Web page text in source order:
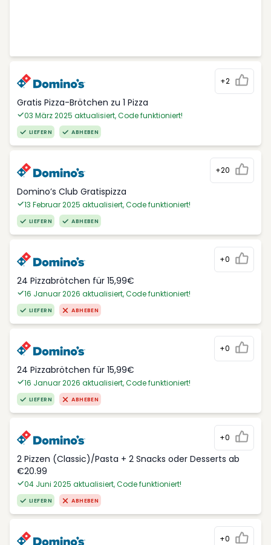
+2
Gratis Pizza-Brötchen zu 1 Pizza
03 März 2025 aktualisiert, Code funktioniert!
LIEFERN ABHEBEN
+20
Domino’s Club Gratispizza
13 Februar 2025 aktualisiert, Code funktioniert!
LIEFERN ABHEBEN
+0
24 Pizzabrötchen für 15,99€
16 Januar 2026 aktualisiert, Code funktioniert!
LIEFERN ABHEBEN
+0
24 Pizzabrötchen für 15,99€
16 Januar 2026 aktualisiert, Code funktioniert!
LIEFERN ABHEBEN
+0
2 Pizzen (Classic)/Pasta + 2 Snacks oder Desserts ab
€20.99
04 Juni 2025 aktualisiert, Code funktioniert!
LIEFERN ABHEBEN
+0